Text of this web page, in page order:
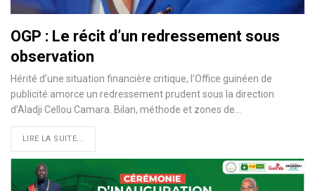
OGP : Le récit d’un redressement sous
observation
Hérité d’une situation financière critique, l’Office guinéen de
publicité amorce un redressement prudent sous la direction
d’Aladji Cellou Camara. Bilan, méthode et zones de…
LIRE LA SUITE...